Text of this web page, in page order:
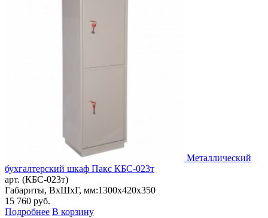
Металлический
бухгалтерский шкаф Пакс КБС-023т
арт. (КБС-023т)
Габариты, ВxШxГ, мм:1300x420x350
15 760 руб.
Подробнее В корзину